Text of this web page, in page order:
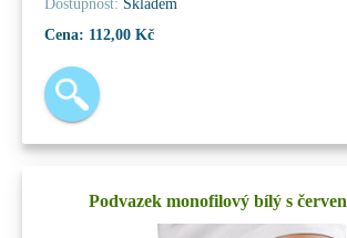
Dostupnost: Skladem
Cena: 112,00 Kč
Podvazek monofilový bílý s